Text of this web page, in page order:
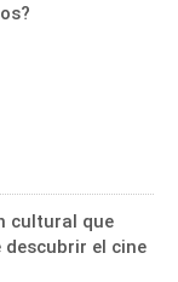
cultural que
el cine